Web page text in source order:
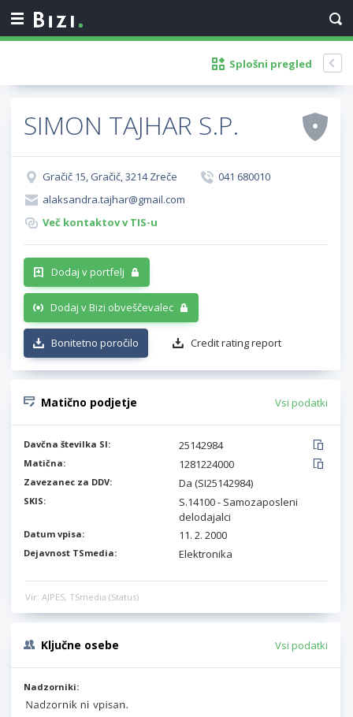
Splošni pregled
SIMON TAJHAR S.P.
Gračič 15, Gračič, 3214 Zreče
041 680010
alaksandra.tajhar@gmail.com
Več kontaktov v TIS-u
Dodaj v portfelj
Dodaj v Bizi obveščevalec
Bonitetno poročilo Credit rating report
Matično podjetje Vsi podatki
Davčna številka SI: 25142984
Matična: 1281224000
Zavezanec za DDV: Da (SI25142984)
SKIS:
S.14100 - Samozaposleni
delodajalci
Datum vpisa: 11. 2. 2000
Dejavnost TSmedia: Elektronika
Vir: AJPES, TSmedia (Status)
Ključne osebe Vsi podatki
Nadzorniki: